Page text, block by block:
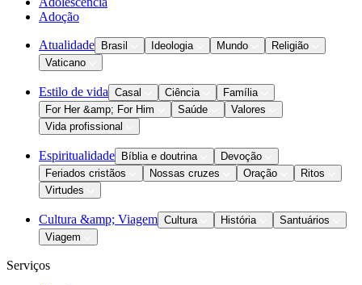
Adoção
Atualidade Brasil Ideologia Mundo
Religião
Vaticano
Estilo de vida Casal Ciência
Família
For Her &amp; For Him
Saúde
Valores
Vida profissional
Espiritualidade Bíblia e doutrina
Devoção
Feriados cristãos
Nossas cruzes Oração
Ritos
Virtudes
Cultura &amp; Viagem Cultura História
Santuários
Viagem
Serviços